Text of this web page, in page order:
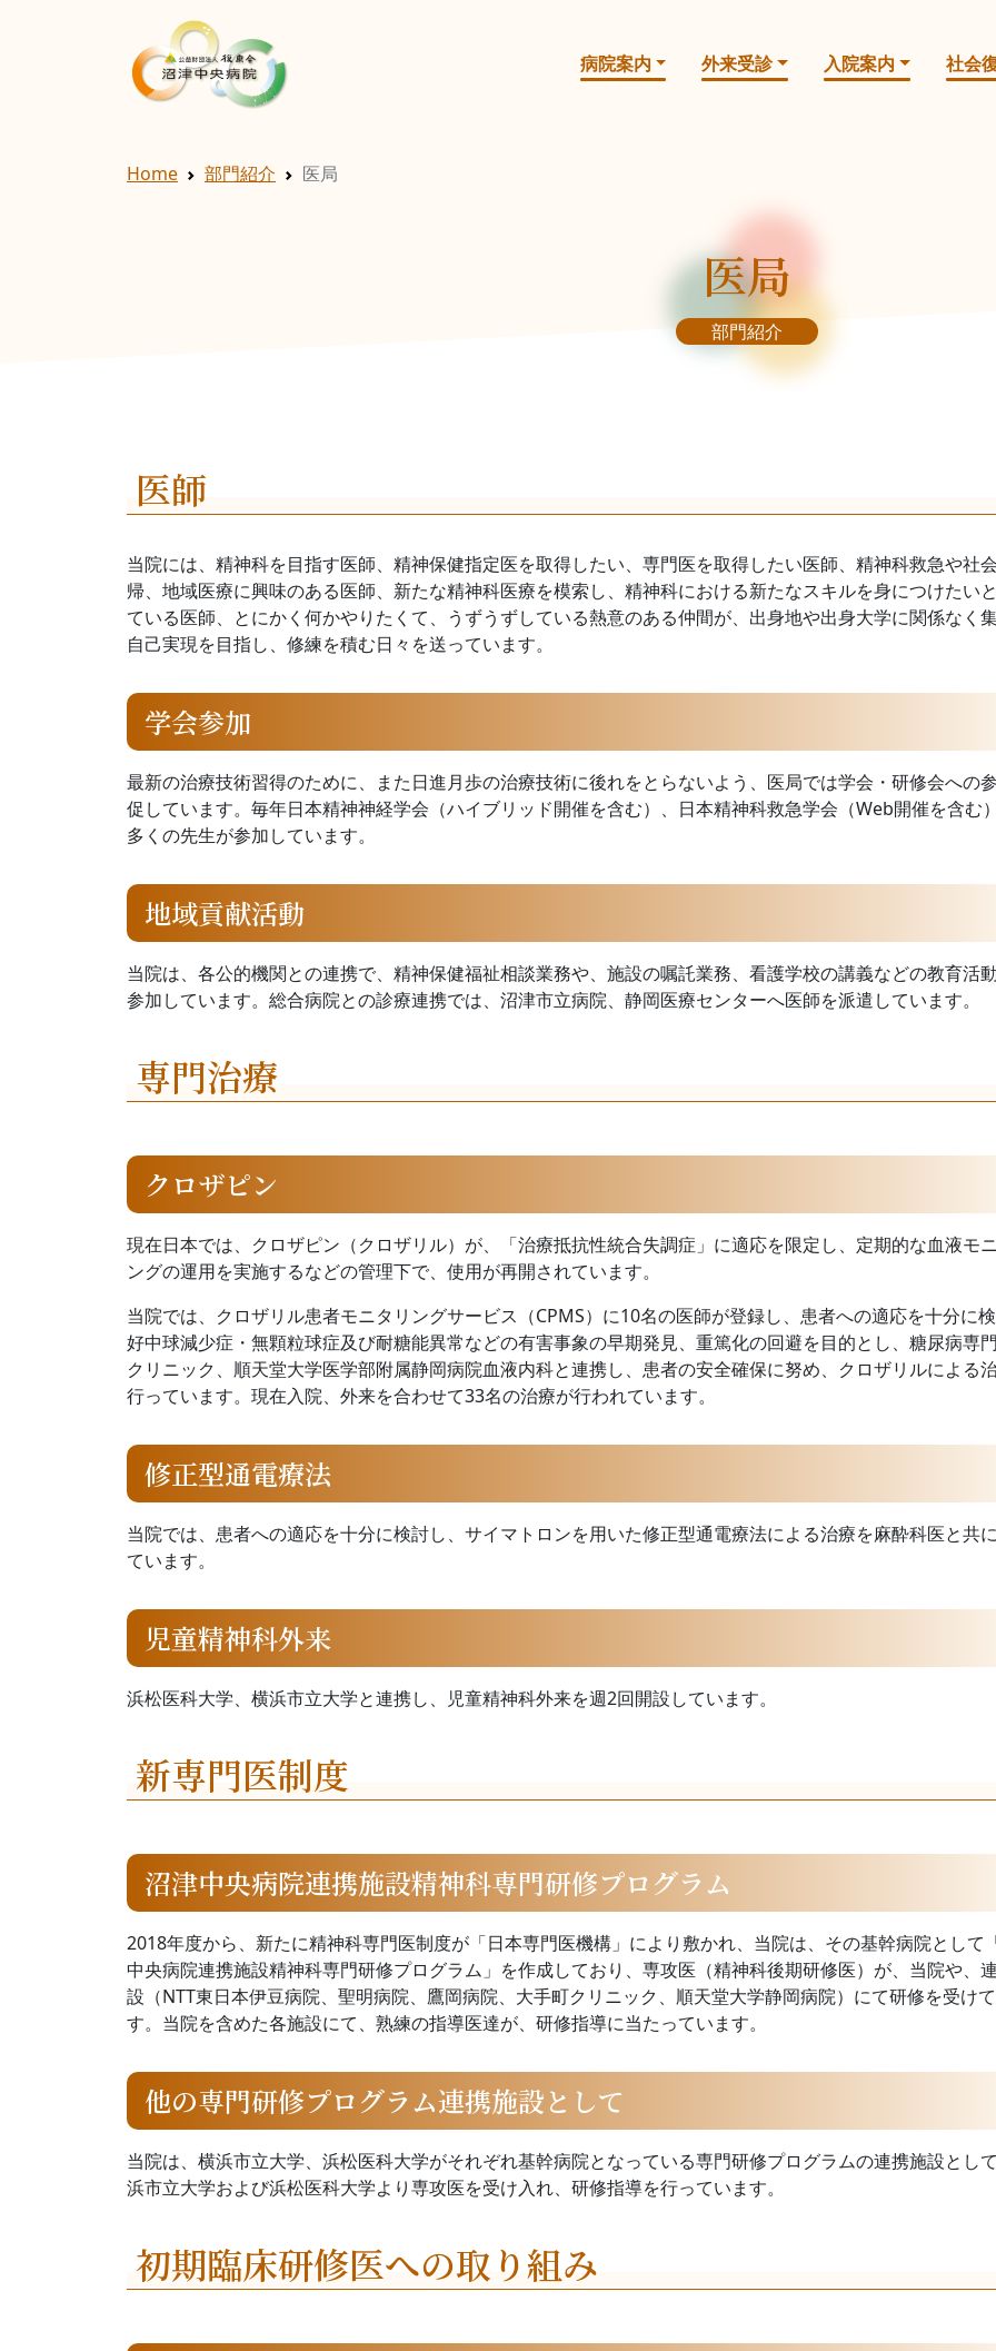
病院案内 外来受診 入院案内 社会
Home 部門紹介 医局
医局
部門紹介
医師
当院には、精神科を目指す医師、精神保健指定医を取得したい、専門医を取得したい医師、精神科救急や社
帰、地域医療に興味のある医師、新たな精神科医療を模索し、精神科における新たなスキルを身につけたい
ている医師、とにかく何かやりたくて、うずうずしている熱意のある仲間が、出身地や出身大学に関係なく
自己実現を目指し、修練を積む日々を送っています。
学会参加
最新の治療技術習得のために、また日進月歩の治療技術に後れをとらないよう、医局では学会・研修会への
促しています。毎年日本精神神経学会（ハイブリッド開催を含む）、日本精神科救急学会（Web開催を含む
多くの先生が参加しています。
地域貢献活動
当院は、各公的機関との連携で、精神保健福祉相談業務や、施設の嘱託業務、看護学校の講義などの教育活
参加しています。総合病院との診療連携では、沼津市立病院、静岡医療センターへ医師を派遣しています。
専門治療
クロザピン
現在日本では、クロザピン（クロザリル）が、「治療抵抗性統合失調症」に適応を限定し、定期的な血液モ
ングの運用を実施するなどの管理下で、使用が再開されています。
当院では、クロザリル患者モニタリングサービス（CPMS）に10名の医師が登録し、患者への適応を十分に
好中球減少症・無顆粒球症及び耐糖能異常などの有害事象の早期発見、重篤化の回避を目的とし、糖尿病専
クリニック、順天堂大学医学部附属静岡病院血液内科と連携し、患者の安全確保に努め、クロザリルによる
行っています。現在入院、外来を合わせて33名の治療が行われています。
修正型通電療法
当院では、患者への適応を十分に検討し、サイマトロンを用いた修正型通電療法による治療を麻酔科医と共
ています。
児童精神科外来
浜松医科大学、横浜市立大学と連携し、児童精神科外来を週2回開設しています。
新専門医制度
沼津中央病院連携施設精神科専門研修プログラム
2018年度から、新たに精神科専門医制度が「日本専門医機構」により敷かれ、当院は、その基幹病院として
中央病院連携施設精神科専門研修プログラム」を作成しており、専攻医（精神科後期研修医）が、当院や、
設（NTT東日本伊豆病院、聖明病院、鷹岡病院、大手町クリニック、順天堂大学静岡病院）にて研修を受け
す。当院を含めた各施設にて、熟練の指導医達が、研修指導に当たっています。
他の専門研修プログラム連携施設として
当院は、横浜市立大学、浜松医科大学がそれぞれ基幹病院となっている専門研修プログラムの連携施設とし
浜市立大学および浜松医科大学より専攻医を受け入れ、研修指導を行っています。
初期臨床研修医への取り組み